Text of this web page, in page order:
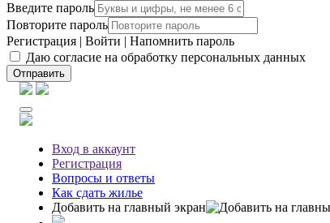
Введите пароль
Повторите пароль
Регистрация | Войти | Напомнить пароль
Даю согласие на обработку персональных данных
Отправить
Вход в аккаунт
Регистрация
Вопросы и ответы
Как сдать жилье
Добавить на главный экран